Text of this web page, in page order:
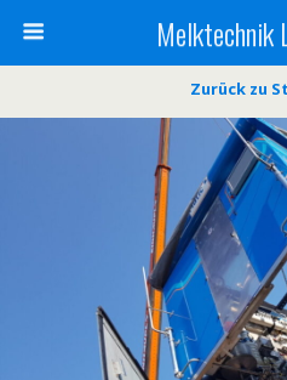
Melktechnik
Zurück zu